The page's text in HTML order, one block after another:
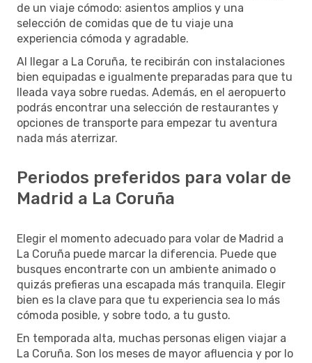
de un viaje cómodo: asientos amplios y una
selección de comidas que de tu viaje una
experiencia cómoda y agradable.
Al llegar a La Coruña, te recibirán con instalaciones
bien equipadas e igualmente preparadas para que tu
lleada vaya sobre ruedas. Además, en el aeropuerto
podrás encontrar una selección de restaurantes y
opciones de transporte para empezar tu aventura
nada más aterrizar.
Periodos preferidos para volar de
Madrid a La Coruña
Elegir el momento adecuado para volar de Madrid a
La Coruña puede marcar la diferencia. Puede que
busques encontrarte con un ambiente animado o
quizás prefieras una escapada más tranquila. Elegir
bien es la clave para que tu experiencia sea lo más
cómoda posible, y sobre todo, a tu gusto.
En temporada alta, muchas personas eligen viajar a
La Coruña. Son los meses de mayor afluencia y por lo